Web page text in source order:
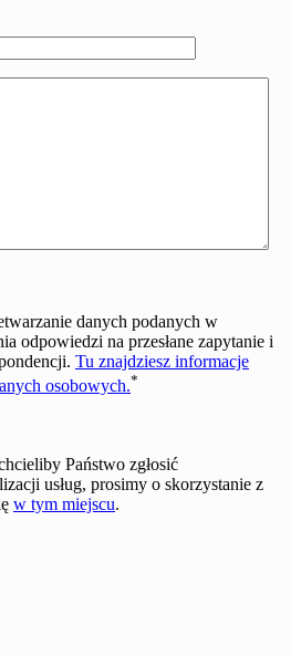
danych podanych w
odpowiedzi na przesłane zapytanie i
Tu znajdziesz informacje
osobowych.*
Państwo zgłosić
usług, prosimy o skorzystanie z
w tym miejscu.